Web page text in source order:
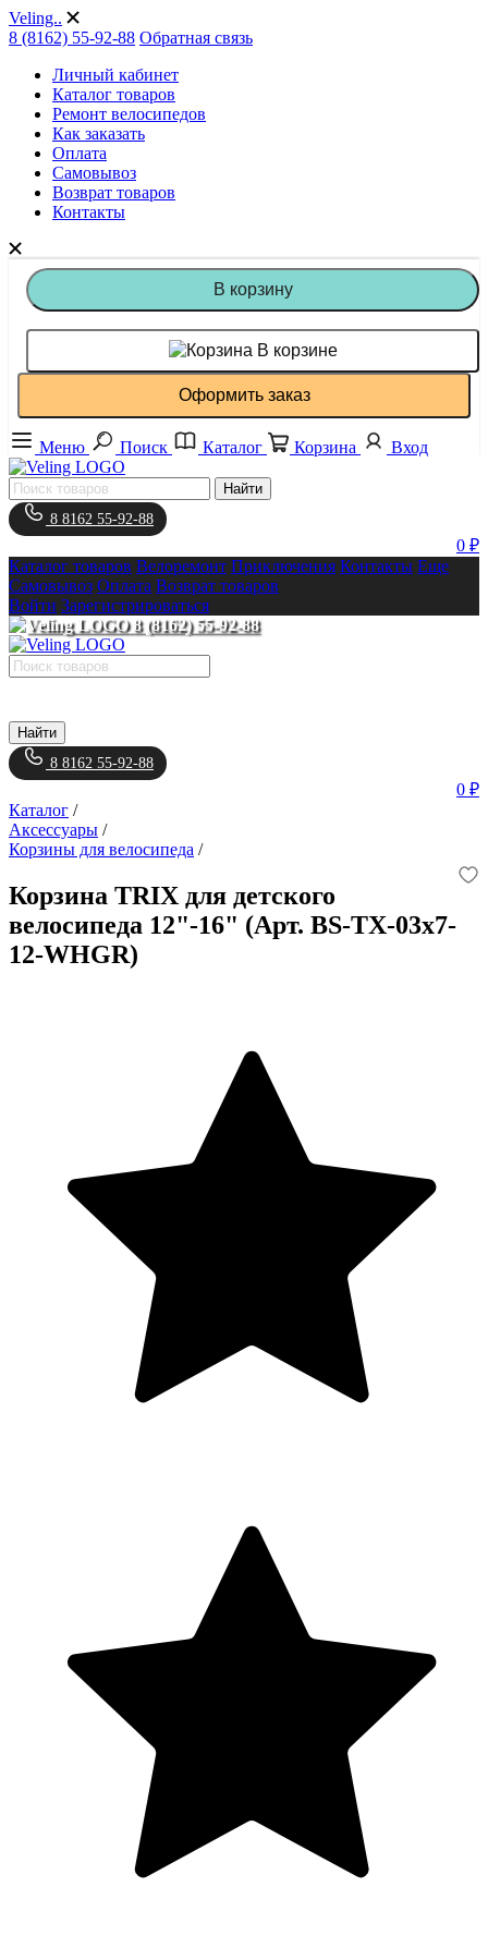
Veling..
8 (8162) 55-92-88 Обратная связь
Личный кабинет
Каталог товаров
Ремонт велосипедов
Как заказать
Оплата
Самовывоз
Возврат товаров
Контакты
В корзину
В корзине
Оформить заказ
Меню Поиск Каталог Корзина Вход
Найти
8 8162 55-92-88
0 ₽
Каталог товаров Велоремонт Приключения Контакты Еще
Самовывоз Оплата Возврат товаров
Войти Зарегистрироваться
8 (8162) 55-92-88
Найти
8 8162 55-92-88
0 ₽
Каталог /
Аксессуары /
Корзины для велосипеда /
Корзина TRIX для детского
велосипеда 12"-16" (Арт. BS-TX-03x7-
12-WHGR)